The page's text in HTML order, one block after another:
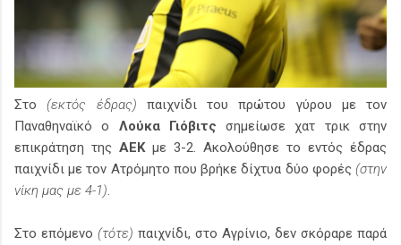
Στο(εκτός έδρας) παιχνίδι του πρώτου γύρου με τον
Παναθηναϊκό ο Λούκα Γιόβιτς σημείωσε χατ τρικ στην
επικράτηση της ΑΕΚμε 3-2. Ακολούθησε το εντός έδρας
παιχνίδι με τον Ατρόμητο που βρήκε δίχτυα δύο φορές (στην
νίκη μας με 4-1)
Στο επόμενο (τότε) παιχνίδι, στο Αγρίνιο, δεν σκόραρε παρά